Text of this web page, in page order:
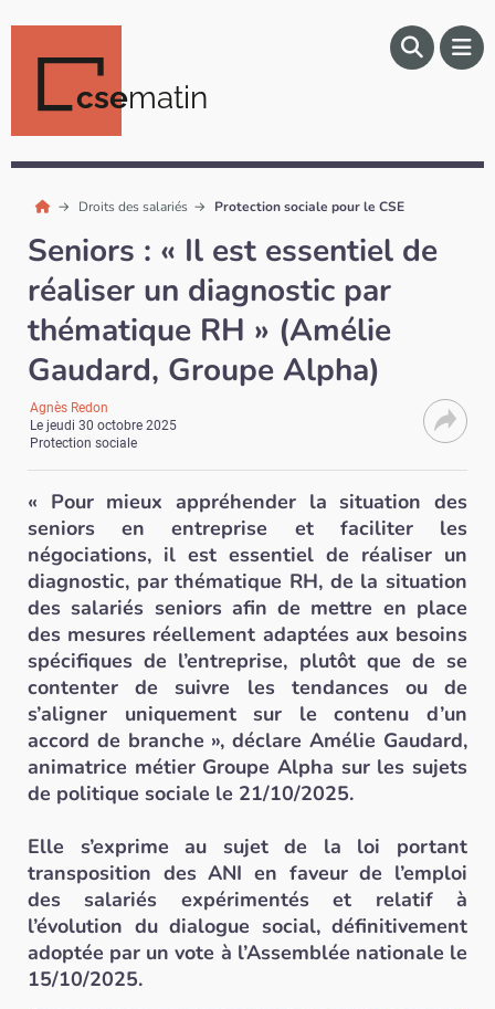
csematin
Droits des salariés Protection sociale pour le CSE
Seniors : « Il est essentiel de
réaliser un diagnostic par
thématique RH » (Amélie
Gaudard, Groupe Alpha)
Agnès Redon
Lejeudi 30 octobre 2025
Protection sociale
« Pour mieux appréhender la situation des
seniors en entreprise et faciliter les
négociations, il est essentiel de réaliser un
diagnostic, par thématique RH, de la situation
des salariés seniors afin de mettre en place
des mesures réellement adaptées aux besoins
spécifiques de l’entreprise, plutôt que de se
contenter de suivre les tendances ou de
s’aligner uniquement sur le contenu d’un
accord de branche », déclare Amélie Gaudard,
animatrice métier Groupe Alpha sur les sujets
de politique sociale le 21/10/2025.
Elle s’exprime au sujet de la loi portant
transposition des ANI en faveur de l’emploi
des salariés expérimentés et relatif à
l’évolution du dialogue social, définitivement
adoptée par un vote à l’Assemblée nationale le
15/10/2025.